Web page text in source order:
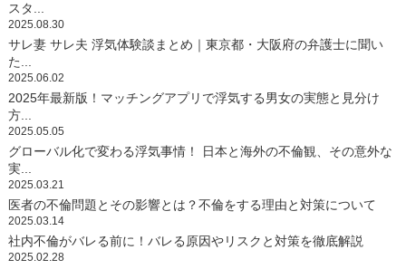
スタ...
2025.08.30
サレ妻 サレ夫 浮気体験談まとめ｜東京都・大阪府の弁護士に聞い
た...
2025.06.02
2025年最新版！マッチングアプリで浮気する男女の実態と見分け
方...
2025.05.05
グローバル化で変わる浮気事情！ 日本と海外の不倫観、その意外な
実...
2025.03.21
医者の不倫問題とその影響とは？不倫をする理由と対策について
2025.03.14
社内不倫がバレる前に！バレる原因やリスクと対策を徹底解説
2025.02.28